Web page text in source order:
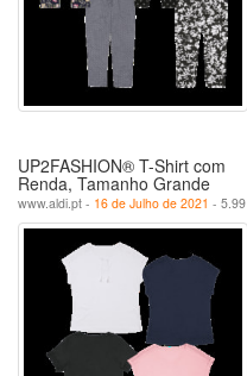
UP2FASHION® T-Shirt com
Renda, Tamanho Grande
www.aldi.pt - 16 de Julho de 2021 - 5.99